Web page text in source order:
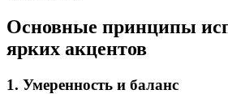
Основные принципы
ярких акцентов
1. Умеренность и баланс